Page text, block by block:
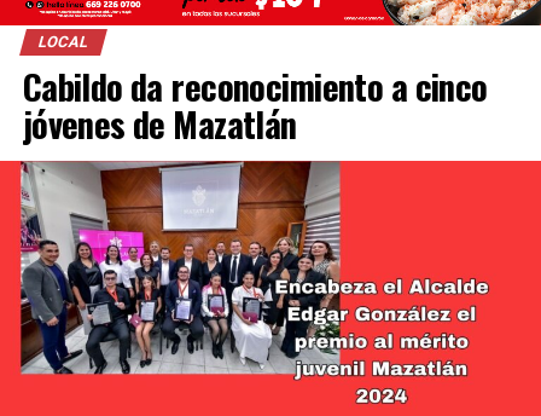
LOCAL
Cabildo da reconocimiento a cinco
jóvenes de Mazatlán